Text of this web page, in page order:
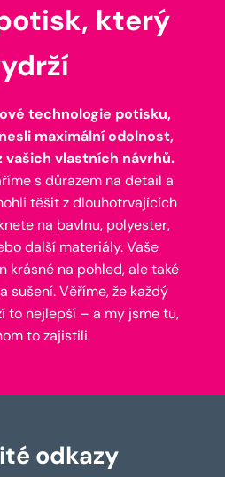
který
technologie potisku,
maximální odolnost,
vašich vlastních návrhů.
s důrazem na detail a
těšit z dlouhotrvajících
na bavlnu, polyester,
další materiály. Vaše
krásné na pohled, ale také
sušení. Věříme, že každý
to nejlepší – a my jsme tu,
to zajistili.
odkazy